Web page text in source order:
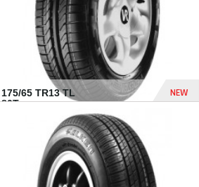
175/65 TR13 TL
80T...
NEW